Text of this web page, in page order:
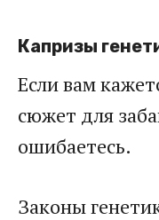
Капризы
Если вам
сюжет для
ошибаетесь.
Законы